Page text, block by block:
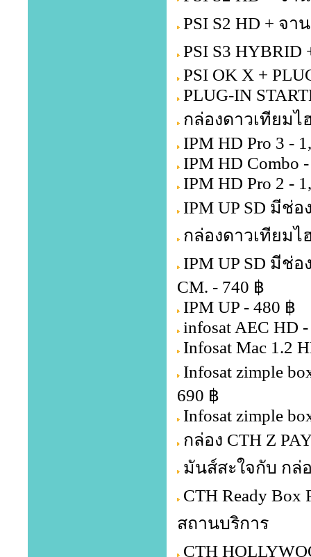
PSI S2 HD + จา
PSI S3 HYBRID
PSI OK X +
PLUG-IN
กล่องดาวเทียมไ
IPM HD Pro 3 -
IPM HD Combo
IPM HD Pro 2 -
IPM UP SD มีช่
กล่องดาวเทียมไ
IPM UP SD มีช่
CM. - 740 ฿
IPM UP - 480 ฿
infosat AEC HD
Infosat Mac 1.2
Infosat zimple
690 ฿
Infosat zimple
กล่อง CTH Z
มันส์สะใจกับ กล่
CTH Ready
สถานบริการ
CTH